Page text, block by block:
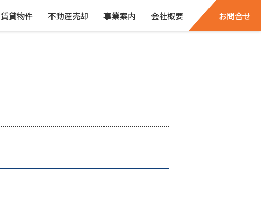
賃貸物件 不動産売却 事業案内 会社概要 お問合せ